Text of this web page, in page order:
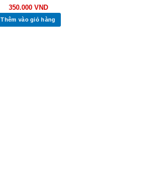
350.000 VND
Thêm vào giỏ hàng